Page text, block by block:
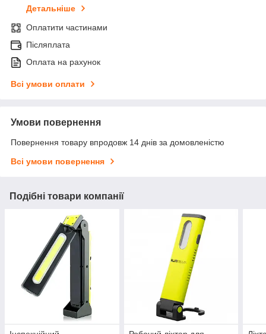
Детальніше
Оплатити частинами
Післяплата
Оплата на рахунок
Всі умови оплати
Умови повернення
Повернення товару впродовж 14 днів за домовленістю
Всі умови повернення
Подібні товари компанії